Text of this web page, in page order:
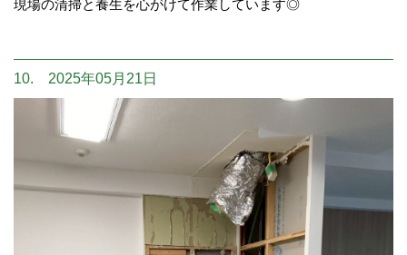
現場の清掃と養生を心がけて作業しています◎
10. 2025年05月21日